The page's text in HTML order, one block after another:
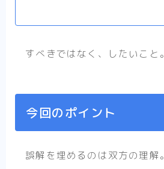
すべきではなく、したいこと。
今回のポイント
誤解を埋めるのは双方の理解。